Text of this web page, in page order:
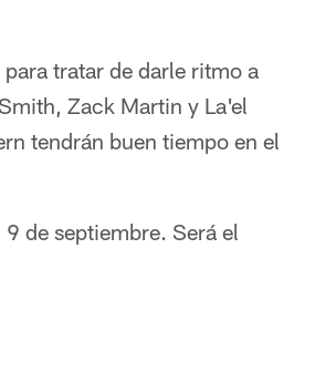
tratar de darle ritmo a
Zack Martin y La'el
tendrán buen tiempo en el
de septiembre. Será el